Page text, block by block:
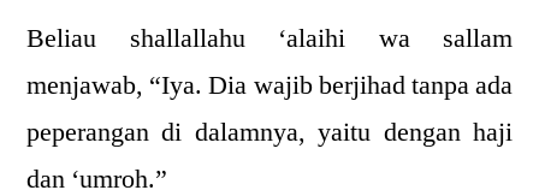
Beliau shallallahu ‘alaihi wa sallam
menjawab, “Iya. Dia wajib berjihad tanpa ada
peperangan di dalamnya, yaitu dengan haji
dan ‘umroh.”